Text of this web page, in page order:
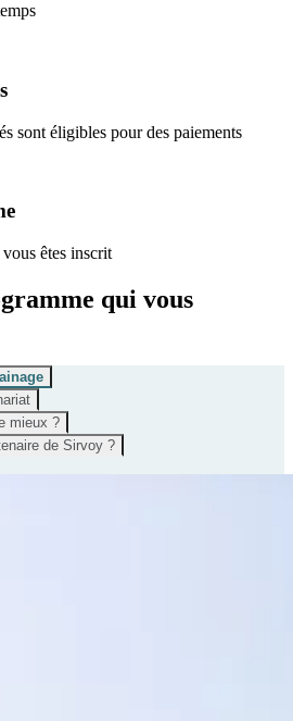
sont éligibles pour des paiements
êtes inscrit
qui vous
mieux ?
de Sirvoy ?